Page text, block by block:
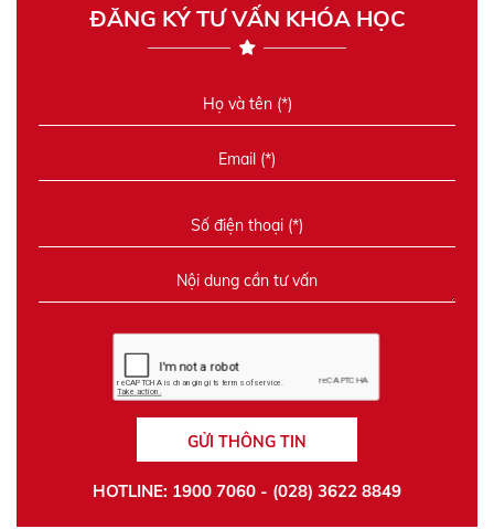
ĐĂNG KÝ TƯ VẤN KHÓA HỌC
GỬI THÔNG TIN
HOTLINE: 1900 7060 - (028) 3622 8849